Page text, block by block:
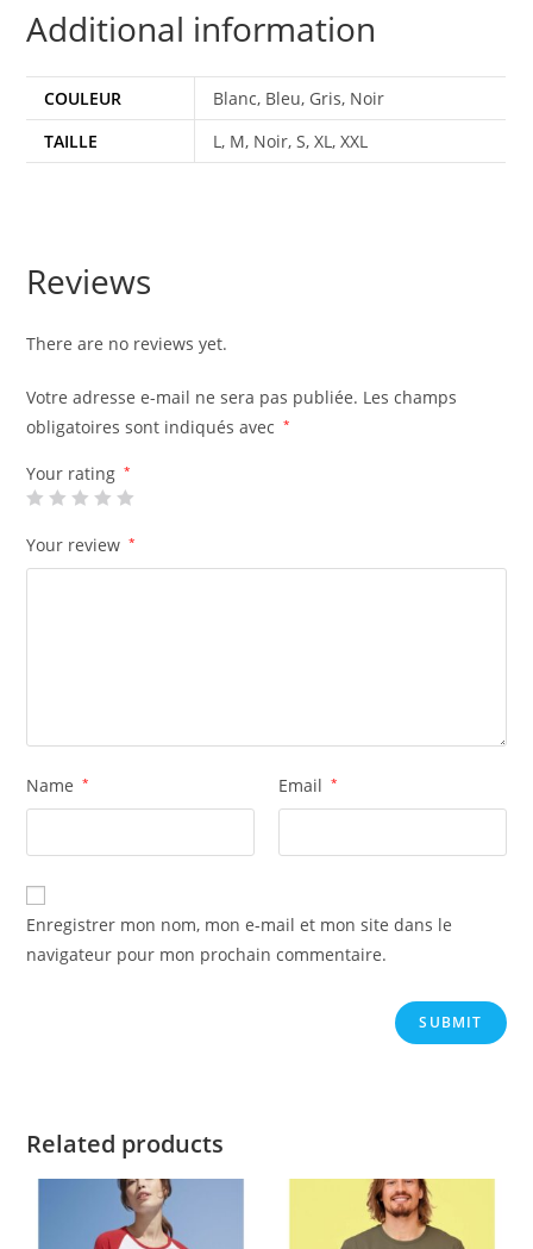
Additional information
COULEUR
Blanc, Bleu, Gris, Noir
TAILLE
L, M, Noir, S, XL, XXL
Reviews
There are no reviews yet.
Votre adresse e-mail ne sera pas publiée. Les champs
obligatoires sont indiqués avec
*
Your rating *
Your review *
Name * Email *
Enregistrer mon nom, mon e-mail et mon site dans le
navigateur pour mon prochain commentaire.
Related products